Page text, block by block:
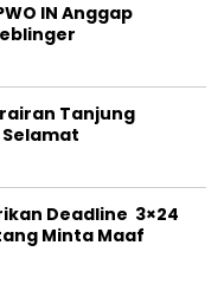
IN Anggap
Tanjung
Deadline 3×24
Minta Maaf